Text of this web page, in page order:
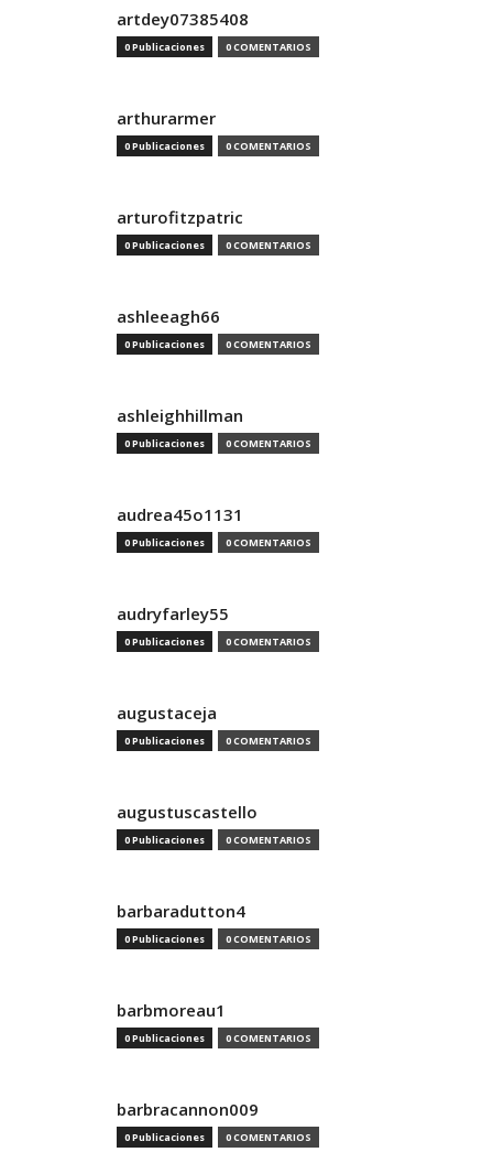
artdey07385408
0 Publicaciones 0 COMENTARIOS
arthurarmer
0 Publicaciones 0 COMENTARIOS
arturofitzpatric
0 Publicaciones 0 COMENTARIOS
ashleeagh66
0 Publicaciones 0 COMENTARIOS
ashleighhillman
0 Publicaciones 0 COMENTARIOS
audrea45o1131
0 Publicaciones 0 COMENTARIOS
audryfarley55
0 Publicaciones 0 COMENTARIOS
augustaceja
0 Publicaciones 0 COMENTARIOS
augustuscastello
0 Publicaciones 0 COMENTARIOS
barbaradutton4
0 Publicaciones 0 COMENTARIOS
barbmoreau1
0 Publicaciones 0 COMENTARIOS
barbracannon009
0 Publicaciones 0 COMENTARIOS